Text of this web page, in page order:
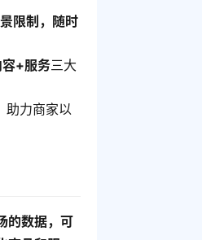
限制，随时
+服务三大
助力商家以
的数据，可